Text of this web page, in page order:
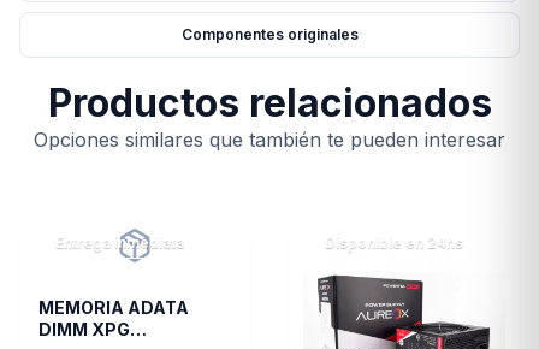
Componentes originales
Productos relacionados
Opciones similares que también te pueden interesar
Entrega inmediata
MEMORIA ADATA
DIMM XPG
Disponible en 24hs